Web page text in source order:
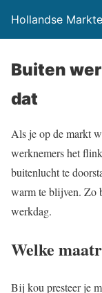
Hollandse
Buiten
dat
Als je op de markt
werknemers het
buitenlucht te
warm te blijven. Zo
werkdag.
Welke
Bij kou presteer je